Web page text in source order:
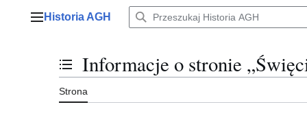
Menu główne
Historia AGH
Przełącz stan spisu treści
Informacje o stronie
Strona